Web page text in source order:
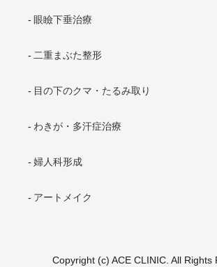
眼瞼下垂治療
二重まぶた整形
目の下のクマ・たるみ取り
わきが・多汗症治療
婦人科形成
アートメイク
Copyright (c) ACE CLINIC. All Rights